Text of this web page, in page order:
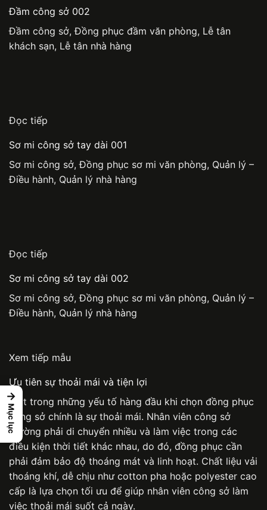
Đầm công sở 002
Đầm công sở,Đồng phục đầm văn phòng, Lễ tân
khách sạn, Lễ tân nhà hàng
Đọc tiếp
Sơ mi công sở tay dài 001
Sơ mi công sở,Đồng phục sơ mi văn phòng, Quản lý –
Điều hành, Quản lý nhà hàng
Đọc tiếp
Sơ mi công sở tay dài 002
Sơ mi công sở,Đồng phục sơ mi văn phòng, Quản lý –
Điều hành, Quản lý nhà hàng
Xem tiếp mẫu
Ưu tiên sự thoải mái và tiện lợi
Một trong những yếu tố hàng đầu khi chọn đồng phục
công sở chính là sự thoải mái. Nhân viên công sở
thường phải di chuyển nhiều và làm việc trong các
điều kiện thời tiết khác nhau, do đó, đồng phục cần
phải đảm bảo độ thoáng mát và linh hoạt. Chất liệu vải
thoáng khí, dễ chịu như cotton pha hoặc polyester cao
cấp là lựa chọn tối ưu để giúp nhân viên công sở làm
việc thoải mái suốt cả ngày.
→
Mục lục